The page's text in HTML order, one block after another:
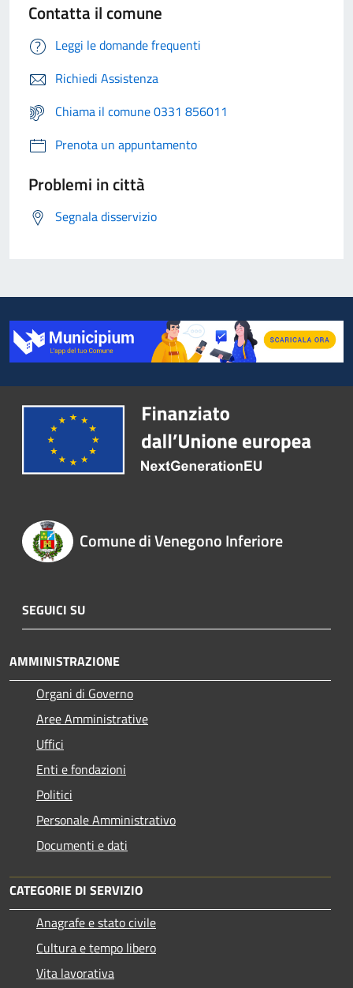
Contatta il comune
Leggi le domande frequenti
Richiedi Assistenza
Chiama il comune 0331 856011
Prenota un appuntamento
Problemi in città
Segnala disservizio
Comune di Venegono Inferiore
SEGUICI SU
AMMINISTRAZIONE
Organi di Governo
Aree Amministrative
Uffici
Enti e fondazioni
Politici
Personale Amministrativo
Documenti e dati
CATEGORIE DI SERVIZIO
Anagrafe e stato civile
Cultura e tempo libero
Vita lavorativa